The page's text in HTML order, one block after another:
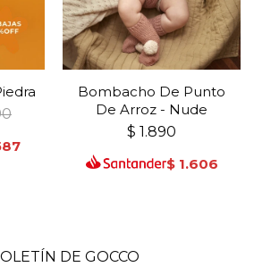
Bombacho De Punto
De Arroz - Nude
$ 1.890
$ 1.606
DE GOCCO